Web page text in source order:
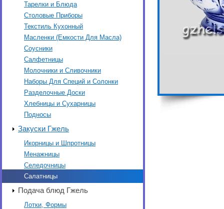
Тарелки и Блюда
Столовые Приборы
Текстиль Кухонный
Масленки (Емкости Для Масла)
Соусники
Салфетницы
Молочники и Сливочники
Наборы Для Специй и Солонки
Разделочные Доски
Хлебницы и Сухарницы
Подносы
Закуски Гжель
Икорницы и Шпротницы
Менажницы
Селедочницы
Салатницы
Подача блюд Гжель
Лотки, Формы